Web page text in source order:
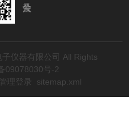
仪器有限公司 All Rights
09078030号-2
管理登录 sitemap.xml